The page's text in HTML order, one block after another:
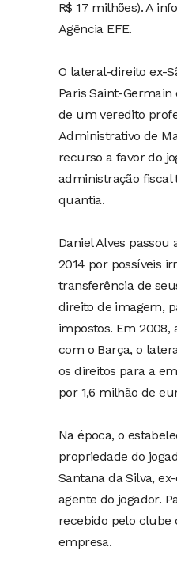
R$ 17 milhões). A
Agência EFE.
O lateral-direito ex-
Paris Saint-
de um veredito
Administrativo de
recurso a favor do
administração fiscal
quantia.
Daniel Alves passou
2014 por possíveis
transferência de
direito de imagem,
impostos. Em 2008,
com o Barça, o
os direitos para a
por 1,6 milhão de
Na época, o
propriedade do
Santana da Silva,
agente do jogador.
recebido pelo clube
empresa.